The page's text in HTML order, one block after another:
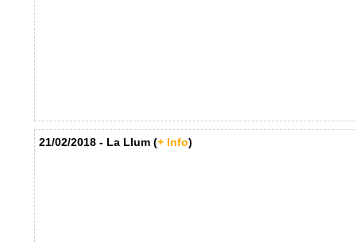
21/02/2018 - La Llum (+ Info)